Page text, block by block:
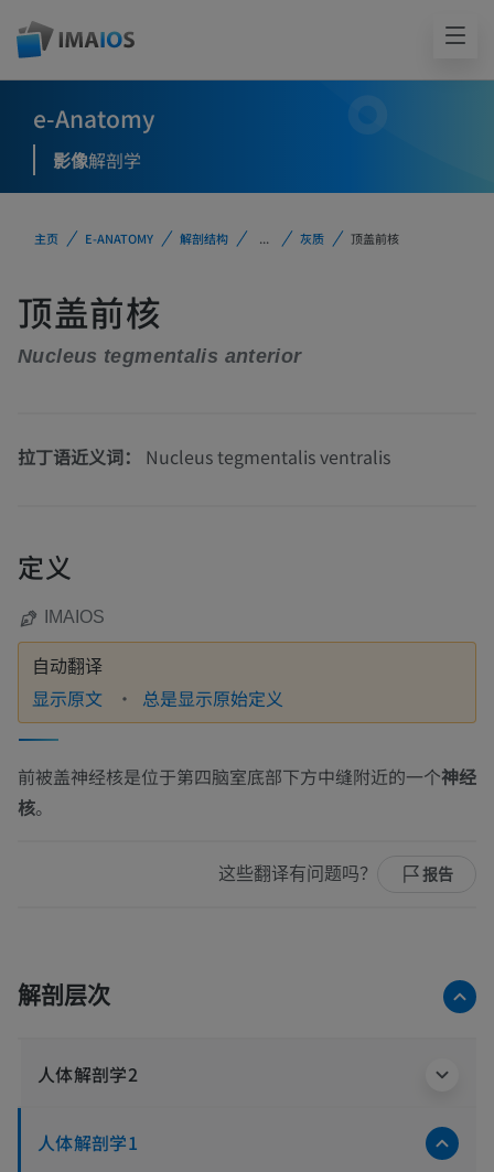
e-Anatomy
影像解剖学
主页 E-ANATOMY 解剖结构 ... 灰质 顶盖前核
顶盖前核
Nucleus tegmentalis anterior
拉丁语近义词： Nucleus tegmentalis ventralis
定义
IMAIOS
自动翻译
显示原文 总是显示原始定义
前被盖神经核是位于第四脑室底部下方中缝附近的一个神经
核。
这些翻译有问题吗？ 报告
解剖层次
人体解剖学2
人体解剖学1